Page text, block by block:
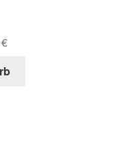
€Aktueller
ist: